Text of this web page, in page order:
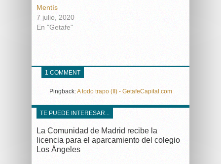
Mentís
7 julio, 2020
En "Getafe"
1 COMMENT
Pingback:A todo trapo (II) - GetafeCapital.com
TE PUEDE INTERESAR...
La Comunidad de Madrid recibe la
licencia para el aparcamiento del colegio
Los Ángeles